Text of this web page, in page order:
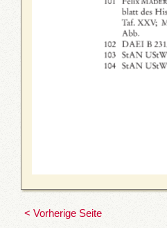
< Vorherige Seite